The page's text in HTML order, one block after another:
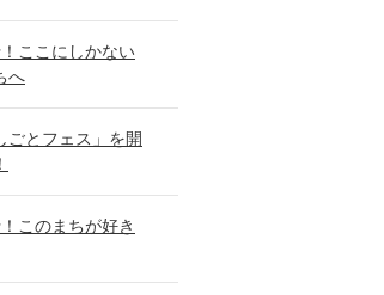
ここにしかない
へ
ごとフェス」を開
このまちが好き